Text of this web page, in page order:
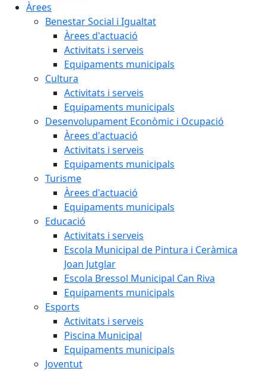
Àrees
Benestar Social i Igualtat
Àrees d'actuació
Activitats i serveis
Equipaments municipals
Cultura
Activitats i serveis
Equipaments municipals
Desenvolupament Econòmic i Ocupació
Àrees d'actuació
Activitats i serveis
Equipaments municipals
Turisme
Àrees d'actuació
Equipaments municipals
Educació
Activitats i serveis
Escola Municipal de Pintura i Ceràmica
Joan Jutglar
Escola Bressol Municipal Can Riva
Equipaments municipals
Esports
Activitats i serveis
Piscina Municipal
Equipaments municipals
Joventut